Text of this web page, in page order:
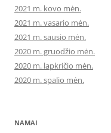
2021 m. kovo mėn.
2021 m. vasario mėn.
2021 m. sausio mėn.
2020 m. gruodžio mėn.
2020 m. lapkričio mėn.
2020 m. spalio mėn.
NAMAI